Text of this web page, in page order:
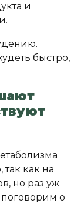
и
как на
но раз уж
поговорим о